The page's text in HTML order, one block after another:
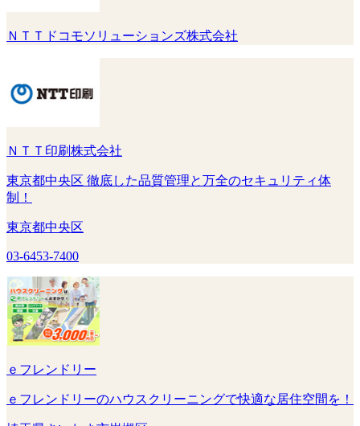
ＮＴＴドコモソリューションズ株式会社
ＮＴＴ印刷株式会社
東京都中央区 徹底した品質管理と万全のセキュリティ体
制！
東京都中央区
03-6453-7400
ｅフレンドリー
ｅフレンドリーのハウスクリーニングで快適な居住空間を！